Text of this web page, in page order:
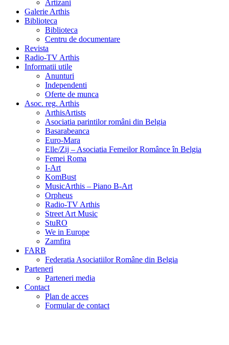
Artizani
Galerie Arthis
Biblioteca
Biblioteca
Centru de documentare
Revista
Radio-TV Arthis
Informatii utile
Anunturi
Independenti
Oferte de munca
Asoc. reg. Arthis
ArthisArtists
Asociatia parintilor români din Belgia
Basarabeanca
Euro-Mara
Elle/Zij – Asociatia Femeilor Românce în Belgia
Femei Roma
I-Art
KomBust
MusicArthis – Piano B-Art
Orpheus
Radio-TV Arthis
Street Art Music
StuRO
We in Europe
Zamfira
FARB
Federatia Asociatiilor Române din Belgia
Parteneri
Parteneri media
Contact
Plan de acces
Formular de contact